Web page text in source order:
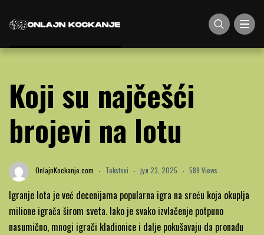
Koji su najčešći
brojevi na lotu
OnlajnKockanje.com Tekstovi јул 23, 2025 589 Views
Igranje lota je već decenijama popularna igra na sreću koja okuplja
milione igrača širom sveta. Iako je svako izvlačenje potpuno
nasumično, mnogi igrači kladionice i dalje pokušavaju da pronađu